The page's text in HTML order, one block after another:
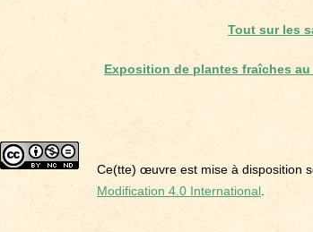
Tout sur les
Exposition de plantes fraîches
Ce(tte) œuvre est mise à disposition
Modification 4.0 International